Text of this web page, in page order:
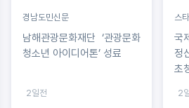
경남도민신문
남해관광문화재단 ‘관광문화
청소년 아이디어톤’ 성료
2일전
스
국
정
초
2